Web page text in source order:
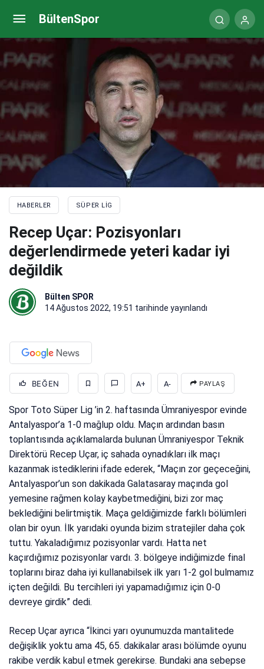
BültenSpor
HABERLER SÜPER LIG
Recep Uçar: Pozisyonları
değerlendirmede yeteri kadar iyi
değildik
Bülten SPOR
14 Ağustos 2022, 19:51 tarihinde yayınlandı
BEĞEN A+ A- PAYLAŞ
Spor Toto Süper Lig ’in 2. haftasında Ümraniyespor evinde
Antalyaspor’a 1-0 mağlup oldu. Maçın ardından basın
toplantısında açıklamalarda bulunan Ümraniyespor Teknik
Direktörü Recep Uçar, iç sahada oynadıkları ilk maçı
kazanmak istediklerini ifade ederek, “Maçın zor geçeceğini,
Antalyaspor’un son dakikada Galatasaray maçında gol
yemesine rağmen kolay kaybetmediğini, bizi zor maç
beklediğini belirtmiştik. Maça geldiğimizde farklı bölümleri
olan bir oyun. İlk yarıdaki oyunda bizim stratejiler daha çok
tuttu. Yakaladığımız pozisyonlar vardı. Hatta net
kaçırdığımız pozisyonlar vardı. 3. bölgeye indiğimizde final
toplarını biraz daha iyi kullanabilsek ilk yarı 1-2 gol bulmamız
içten değildi. Bu tercihleri iyi yapamadığımız için 0-0
devreye girdik” dedi.
Recep Uçar ayrıca “İkinci yarı oyunumuzda mantalitede
değişiklik yoktu ama 45, 65. dakikalar arası bölümde oyunu
rakibe verdik kabul etmek gerekirse. Bundaki ana sebepse
Alfons Groenendijk: “Oynanan futboldan memnun